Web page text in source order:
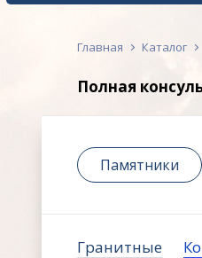
Главная Каталог
Полная
Памятники
Гранитные